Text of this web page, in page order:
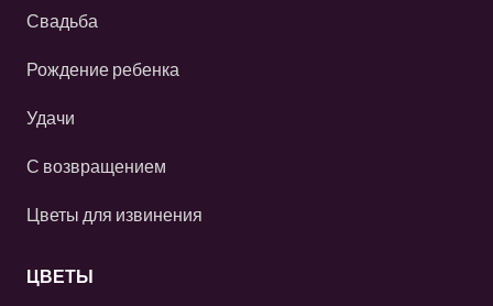
Свадьба
Рождение ребенка
Удачи
С возвращением
Цветы для извинения
ЦВЕТЫ